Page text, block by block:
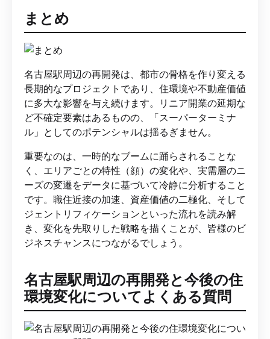
まとめ
名古屋駅周辺の再開発は、都市の骨格を作り変える
長期的なプロジェクトであり、住環境や不動産価値
に多大な影響を与え続けます。リニア開業の延期な
ど不確定要素はあるものの、「スーパーターミナ
ル」としてのポテンシャルは揺るぎません。
重要なのは、一時的なブームに踊らされることな
く、エリアごとの特性（顔）の変化や、実需層のニ
ーズの変遷をデータに基づいて冷静に分析すること
です。職住近接の加速、資産価値の二極化、そして
ジェントリフィケーションといった流れを読み解
き、変化を先取りした戦略を描くことが、皆様のビ
ジネスチャンスにつながるでしょう。
名古屋駅周辺の再開発と今後の住
環境変化についてよくある質問